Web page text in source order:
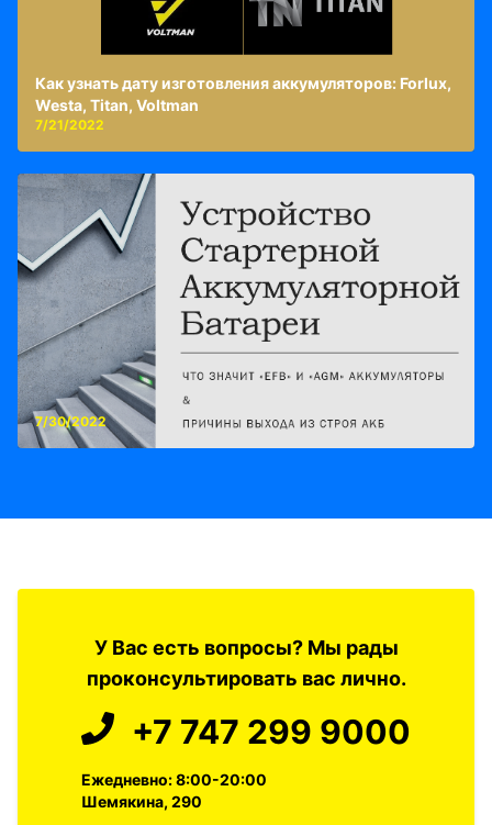
Как узнать дату изготовления аккумуляторов: Forlux,
Westa, Titan, Voltman
7/21/2022
7/30/2022
У Вас есть вопросы? Мы рады
проконсультировать вас лично.
+7 747 299 9000
Ежедневно: 8:00-20:00
Шемякина, 290